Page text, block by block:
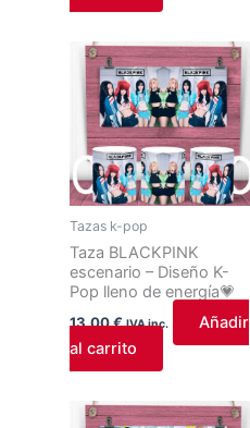
Tazas k-pop
Taza BLACKPINK
escenario – Diseño K-
Pop lleno de energía💗
13,00€ IVA inc.
Añadir
al carrito